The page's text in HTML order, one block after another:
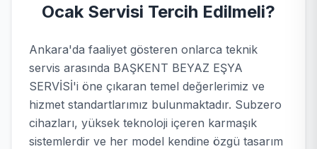
Ocak Servisi Tercih Edilmeli?
Ankara'da faaliyet gösteren onlarca teknik
servis arasında BAŞKENT BEYAZ EŞYA
SERVİSİ'i öne çıkaran temel değerlerimiz ve
hizmet standartlarımız bulunmaktadır. Subzero
cihazları, yüksek teknoloji içeren karmaşık
sistemlerdir ve her model kendine özgü tasarım